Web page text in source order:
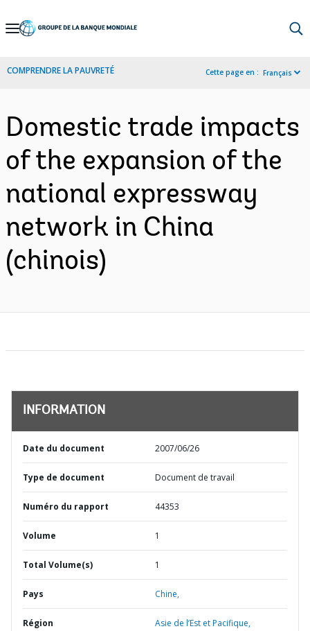
Skip
Navigation
COMPRENDRE LA PAUVRETÉ Cette page en : Français
Domestic trade impacts
of the expansion of the
national expressway
network in China
(chinois)
INFORMATION
Date du document 2007/06/26
Type de document Document de travail
Numéro du rapport 44353
Volume 1
Total Volume(s) 1
Pays Chine,
Région Asie de l’Est et Pacifique,